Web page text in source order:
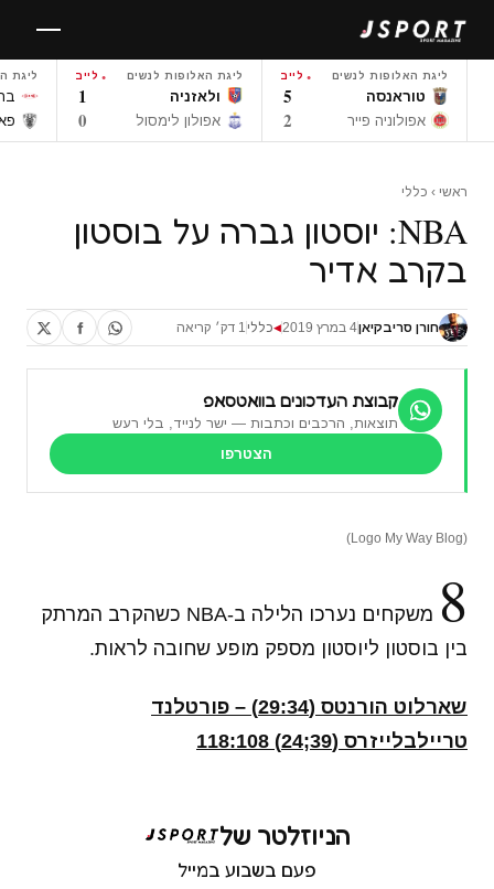
לתוכן
ליגת האלופות לנשים לייב
טוראנסה 5
אפולוניה פייר 2
ליגת האלופות לנשים לייב
ולאזניה 1
אפולון לימסול 0
ליגת
ראשי › כללי
NBA: יוסטון גברה על בוסטון
בקרב אדיר
חורן סריבקיאן4 במרץ 2019 ◀כללי 1 דק׳ קריאה
קבוצת העדכונים בוואטסאפ
תוצאות, הרכבים וכתבות — ישר לנייד, בלי רעש
הצטרפו
(Logo My Way Blog)
8
משקחים נערכו הלילה ב-NBA כשהקרב המרתק
בין בוסטון ליוסטון מספק מופע שחובה לראות.
שארלוט הורנטס (29:34) – פורטלנד
טריילבלייזרס (39;24) 118:108
הניוזלטר של
פעם בשבוע במייל